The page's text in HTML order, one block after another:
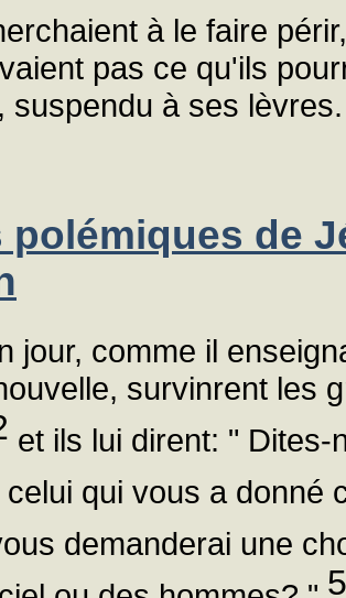
à le faire
pas ce qu'ils
suspendu à ses lèvres.
polémiques de
jour, comme il
survinrent les
et ils lui dirent: "
celui qui vous a donné
demanderai une
5